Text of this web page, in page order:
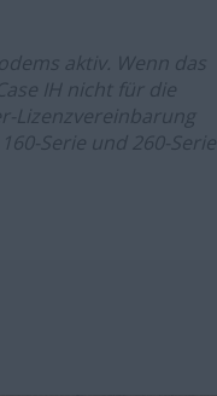
aktiv. Wenn das
IH nicht für die
Lizenzvereinbarung
Serie und 260-Serie